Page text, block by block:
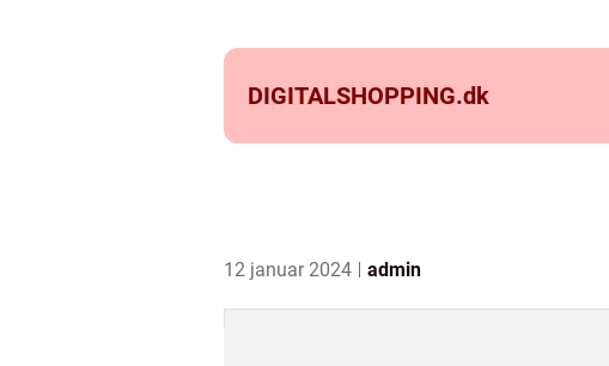
DIGITALSHOPPING.dk
12 januar 2024 admin